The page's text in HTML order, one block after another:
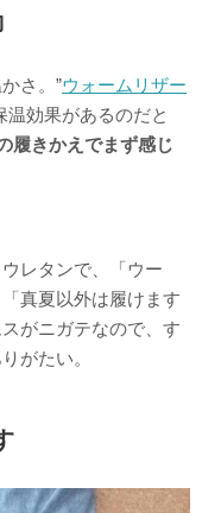
さ。”ウォームリザー
温効果があるのだと
履きかえでまず感じ
レタンで、「ウー
真夏以外は履けます
がニガテなので、す
がたい。